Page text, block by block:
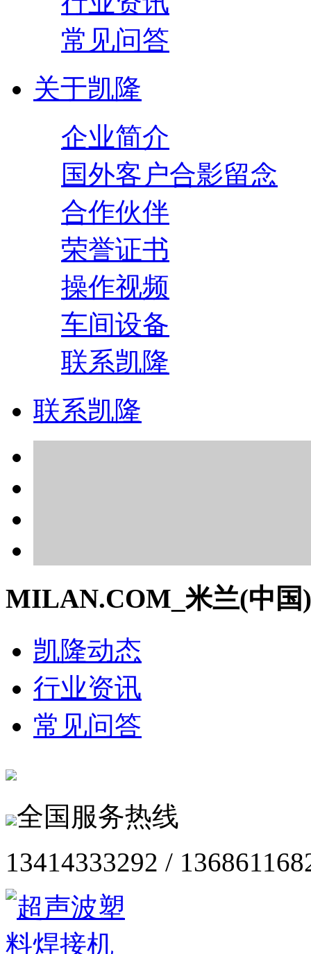
常见问答
关于凯隆
企业简介
国外客户合影留念
合作伙伴
荣誉证书
操作视频
车间设备
联系凯隆
联系凯隆
MILAN.COM_米兰(中国)
凯隆动态
行业资讯
常见问答
全国服务热线
13414333292 /